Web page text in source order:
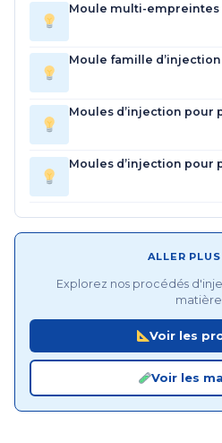
Moule multi-empreintes
Moule famille
Moules d’injection pour
Moules d’injection pour
ALLER
Explorez nos procédés
Voir les
Voir les